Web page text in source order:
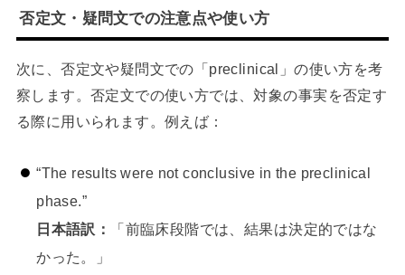
否定文・疑問文での注意点や使い方
次に、否定文や疑問文での「preclinical」の使い方を考
察します。否定文での使い方では、対象の事実を否定す
る際に用いられます。例えば：
“The results were not conclusive in the preclinical
phase.”
日本語訳：
「前臨床段階では、結果は決定的ではな
かった。」